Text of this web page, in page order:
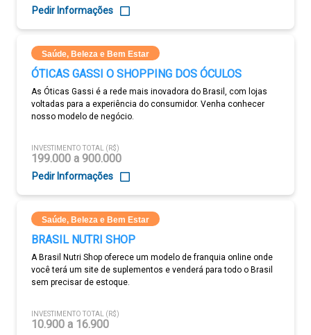
Pedir Informações
Saúde, Beleza e Bem Estar
ÓTICAS GASSI O SHOPPING DOS ÓCULOS
As Óticas Gassi é a rede mais inovadora do Brasil, com lojas
voltadas para a experiência do consumidor. Venha conhecer
nosso modelo de negócio.
INVESTIMENTO TOTAL (R$)
199.000 a 900.000
Pedir Informações
Saúde, Beleza e Bem Estar
BRASIL NUTRI SHOP
A Brasil Nutri Shop oferece um modelo de franquia online onde
você terá um site de suplementos e venderá para todo o Brasil
sem precisar de estoque.
INVESTIMENTO TOTAL (R$)
10.900 a 16.900